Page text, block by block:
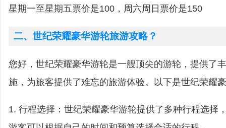
星期一至星期五票价是100，周六周日票价是150
二、世纪荣耀豪华游轮旅游攻略？
您好，世纪荣耀豪华游轮是一艘顶尖的游轮，提供了
施，为旅客提供了难忘的旅游体验。以下是世纪荣耀
1. 行程选择：世纪荣耀豪华游轮提供了多种行程选择